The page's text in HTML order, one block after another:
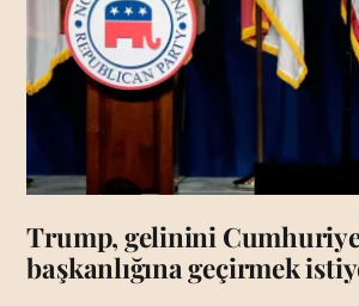
Trump, gelinini
başkanlığına geçirmek